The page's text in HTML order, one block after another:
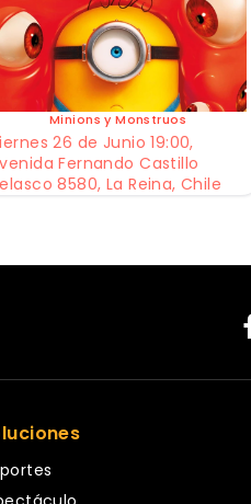
Minions y Monstruos
26 de Junio 19:00,
Fernando Castillo
8580, La Reina, Chile